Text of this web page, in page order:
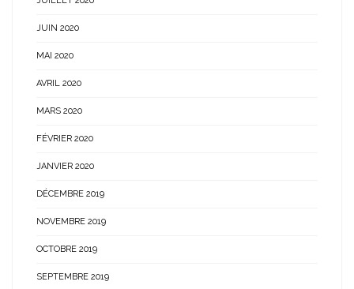
JUIN 2020
MAI 2020
AVRIL 2020
MARS 2020
FÉVRIER 2020
JANVIER 2020
DÉCEMBRE 2019
NOVEMBRE 2019
OCTOBRE 2019
SEPTEMBRE 2019